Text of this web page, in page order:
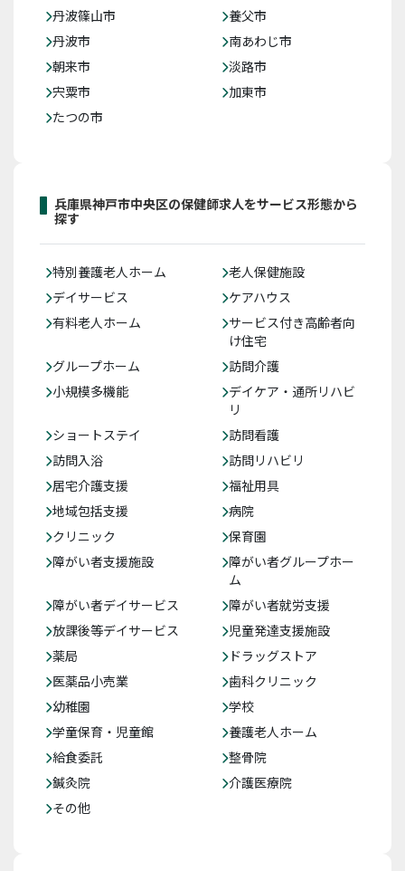
丹波篠山市
養父市
丹波市
南あわじ市
朝来市
淡路市
宍粟市
加東市
たつの市
兵庫県神戸市中央区の保健師求人をサービス形態から
探す
特別養護老人ホーム
老人保健施設
デイサービス
ケアハウス
有料老人ホーム
サービス付き高齢者向
け住宅
グループホーム
訪問介護
小規模多機能
デイケア・通所リハビ
リ
ショートステイ
訪問看護
訪問入浴
訪問リハビリ
居宅介護支援
福祉用具
地域包括支援
病院
クリニック
保育園
障がい者支援施設
障がい者グループホー
ム
障がい者デイサービス
障がい者就労支援
放課後等デイサービス
児童発達支援施設
薬局
ドラッグストア
医薬品小売業
歯科クリニック
幼稚園
学校
学童保育・児童館
養護老人ホーム
給食委託
整骨院
鍼灸院
介護医療院
その他